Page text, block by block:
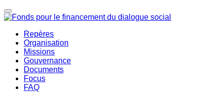
Repères
Organisation
Missions
Gouvernance
Documents
Focus
FAQ